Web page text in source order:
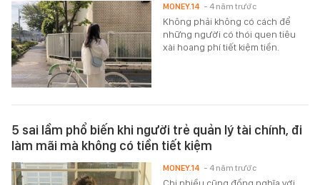
Không phải không có cách để
những người có thói quen tiêu
xài hoang phí tiết kiệm tiền.
MONEY.14 - 4 năm trước
5 sai lầm phổ biến khi người trẻ quản lý tài chính, đi
làm mãi mà không có tiền tiết kiệm
Chi nhiều cũng đồng nghĩa với
MONEY.14 - 4 năm trước